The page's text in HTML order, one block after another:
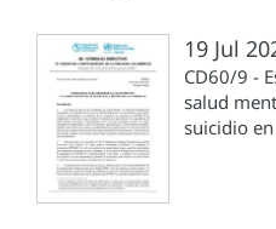
19 Jul
CD60/9 -
salud
suicidio